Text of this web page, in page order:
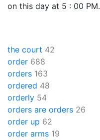
on this day at 5 : 00 PM.
the court 42
order 688
orders 163
ordered 48
orderly 54
orders are orders 26
order up 62
order arms 19